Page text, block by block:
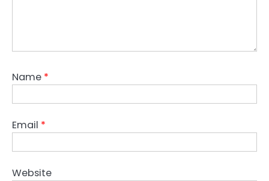
Name *
Email *
Website